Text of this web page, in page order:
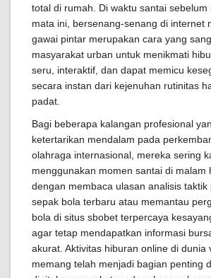
total di rumah. Di waktu santai sebelum
mata ini, bersenang-senang di internet
gawai pintar merupakan cara yang
masyarakat urban untuk menikmati
seru, interaktif, dan dapat memicu
secara instan dari kejenuhan rutinitas
padat.
Bagi beberapa kalangan profesional
ketertarikan mendalam pada
olahraga internasional, mereka sering
menggunakan momen santai di malam
dengan membaca ulasan analisis taktik
sepak bola terbaru atau memantau
bola di situs sbobet terpercaya
agar tetap mendapatkan informasi
akurat. Aktivitas hiburan online di dunia
memang telah menjadi bagian penting